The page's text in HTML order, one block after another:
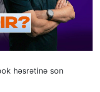
həsrətinə son